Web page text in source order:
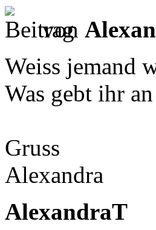
von
Weiss jemand
Was gebt ihr
Gruss
Alexandra
AlexandraT